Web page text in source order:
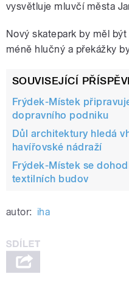
vysvětluje mluvčí města
Nový skatepark by měl
méně hlučný a překážky
SOUVISEJÍCÍ
Frýdek-Místek
dopravního podniku
Důl architektury hledá
havířovské nádraží
Frýdek-Místek se
textilních budov
autor: iha